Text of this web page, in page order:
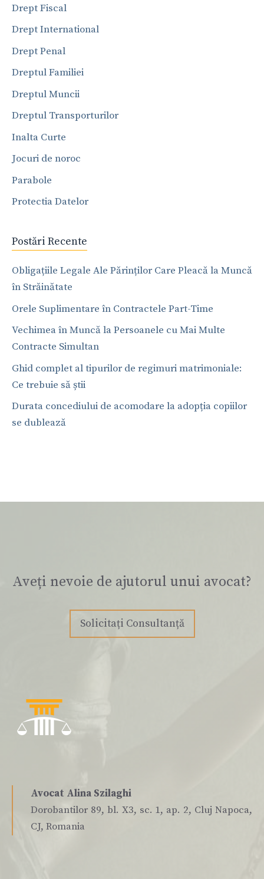
Drept Fiscal
Drept International
Drept Penal
Dreptul Familiei
Dreptul Muncii
Dreptul Transporturilor
Inalta Curte
Jocuri de noroc
Parabole
Protectia Datelor
Postări Recente
Obligațiile Legale Ale Părinților Care Pleacă la Muncă
în Străinătate
Orele Suplimentare în Contractele Part-Time
Vechimea în Muncă la Persoanele cu Mai Multe
Contracte Simultan
Ghid complet al tipurilor de regimuri matrimoniale:
Ce trebuie să știi
Durata concediului de acomodare la adopția copiilor
se dublează
Aveți nevoie de ajutorul unui avocat?
Solicitați Consultanță
Avocat Alina Szilaghi
Dorobantilor 89, bl. X3, sc. 1, ap. 2, Cluj Napoca,
CJ, Romania